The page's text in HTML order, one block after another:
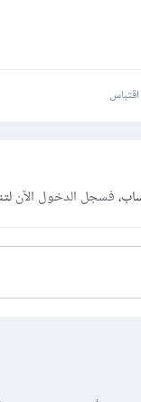
اقتباس
فسجل الدخول الآن